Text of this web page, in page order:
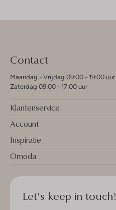
Contact
Maandag - Vrijdag 09:00 - 19:00 uur
Zaterdag 09:00 - 17:00 uur
Klantenservice
Account
Inspiratie
Omoda
Let's keep in touch!